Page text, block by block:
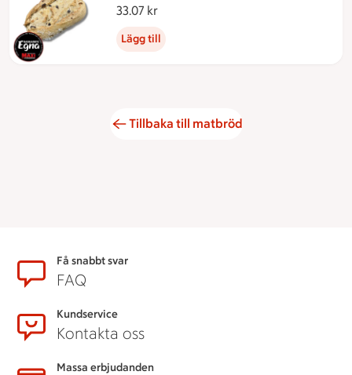
33.07 kr
Lägg till
Tillbaka till matbröd
SidfotFå snabbt svar
FAQ
Kundservice
Kontakta oss
Massa erbjudanden